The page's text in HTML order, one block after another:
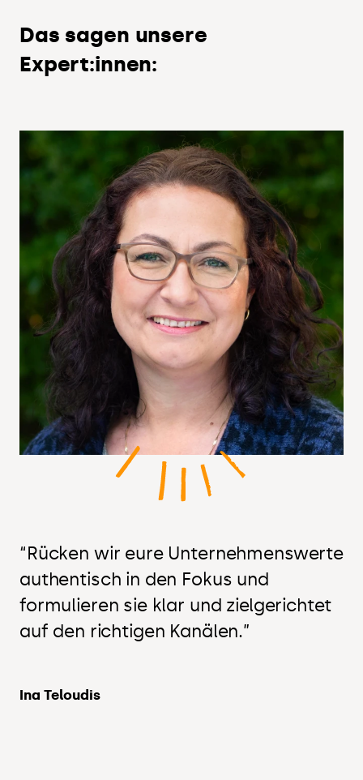
Das sagen unsere
Expert:innen:
“Rücken wir eure Unternehmenswerte
authentisch in den Fokus und
formulieren sie klar und zielgerichtet
auf den richtigen Kanälen.”
Ina Teloudis